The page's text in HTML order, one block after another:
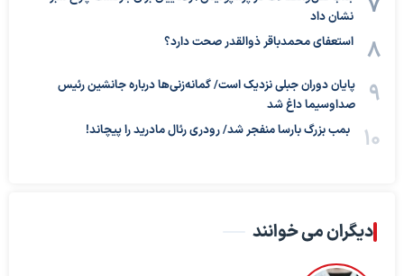
نشان داد
استعفای محمدباقر ذوالقدر صحت دارد؟
پایان دوران جبلی نزدیک است/ گمانه‌زنی‌ها درباره جانشین رئیس
صداوسیما داغ شد
بمب بزرگ بارسا منفجر شد/ رودری رئال مادرید را پیچاند!
دیگران می خوانند